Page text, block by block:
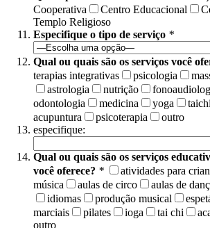
Cooperativa
Centro Educacional
Templo Religioso
Especifique o tipo de serviço *
Qual ou quais são os serviços você
terapias integrativas
psicologia
astrologia
nutrição
odontologia
medicina yoga taichi
acupuntura
psicoterapia
outro
especifique:
Qual ou quais são os serviços
você oferece? * atividades para
música
aulas de circo aulas de
idiomas
produção musical
marciais
pilates ioga tai chi
outro